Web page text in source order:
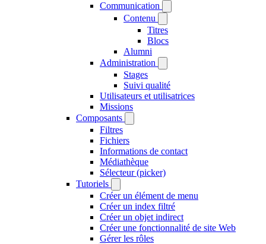
Communication
Contenu
Titres
Blocs
Alumni
Administration
Stages
Suivi qualité
Utilisateurs et utilisatrices
Missions
Composants
Filtres
Fichiers
Informations de contact
Médiathèque
Sélecteur (picker)
Tutoriels
Créer un élément de menu
Créer un index filtré
Créer un objet indirect
Créer une fonctionnalité de site Web
Gérer les rôles